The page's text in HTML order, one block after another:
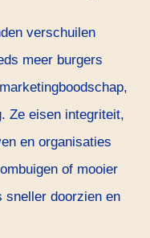
verschuilen
meer burgers
Ze eisen integriteit,
en organisaties
of mooier
sneller doorzien en